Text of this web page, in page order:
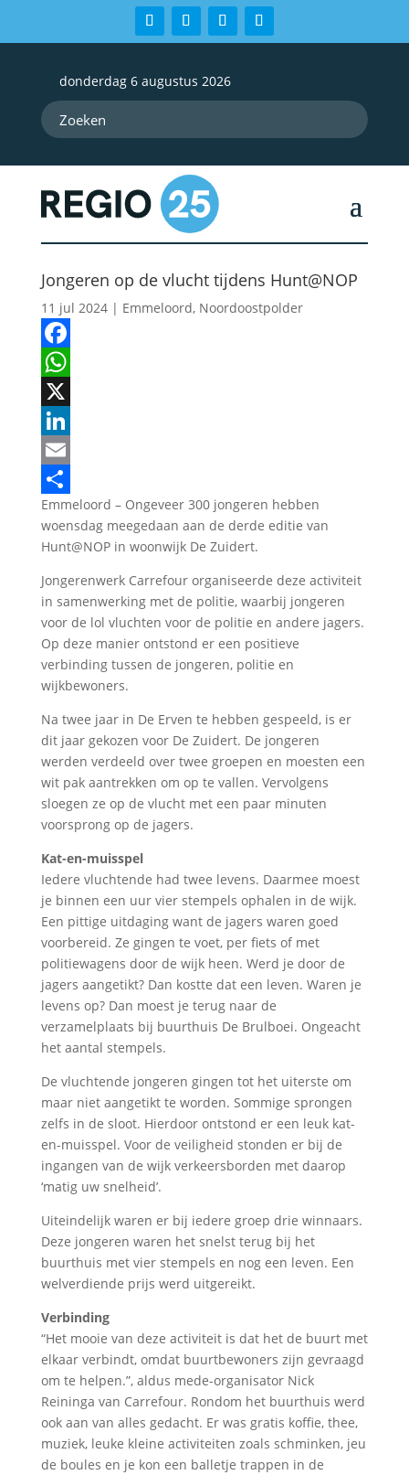
donderdag 6 augustus 2026
Jongeren op de vlucht tijdens Hunt@NOP
11 jul 2024| Emmeloord, Noordoostpolder
Facebook
WhatsApp
X
LinkedIn
Email
Delen
Emmeloord – Ongeveer 300 jongeren hebben
woensdag meegedaan aan de derde editie van
Hunt@NOP in woonwijk De Zuidert.
Jongerenwerk Carrefour organiseerde deze activiteit
in samenwerking met de politie, waarbij jongeren
voor de lol vluchten voor de politie en andere jagers.
Op deze manier ontstond er een positieve
verbinding tussen de jongeren, politie en
wijkbewoners.
Na twee jaar in De Erven te hebben gespeeld, is er
dit jaar gekozen voor De Zuidert. De jongeren
werden verdeeld over twee groepen en moesten een
wit pak aantrekken om op te vallen. Vervolgens
sloegen ze op de vlucht met een paar minuten
voorsprong op de jagers.
Kat-en-muisspel
Iedere vluchtende had twee levens. Daarmee moest
je binnen een uur vier stempels ophalen in de wijk.
Een pittige uitdaging want de jagers waren goed
voorbereid. Ze gingen te voet, per fiets of met
politiewagens door de wijk heen. Werd je door de
jagers aangetikt? Dan kostte dat een leven. Waren je
levens op? Dan moest je terug naar de
verzamelplaats bij buurthuis De Brulboei. Ongeacht
het aantal stempels.
De vluchtende jongeren gingen tot het uiterste om
maar niet aangetikt te worden. Sommige sprongen
zelfs in de sloot. Hierdoor ontstond er een leuk kat-
en-muisspel. Voor de veiligheid stonden er bij de
ingangen van de wijk verkeersborden met daarop
‘matig uw snelheid’.
Uiteindelijk waren er bij iedere groep drie winnaars.
Deze jongeren waren het snelst terug bij het
buurthuis met vier stempels en nog een leven. Een
welverdiende prijs werd uitgereikt.
Verbinding
“Het mooie van deze activiteit is dat het de buurt met
elkaar verbindt, omdat buurtbewoners zijn gevraagd
om te helpen.”, aldus mede-organisator Nick
Reininga van Carrefour. Rondom het buurthuis werd
ook aan van alles gedacht. Er was gratis koffie, thee,
muziek, leuke kleine activiteiten zoals schminken, jeu
de boules en je kon een balletje trappen in de